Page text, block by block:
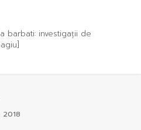
barbati: investigații de